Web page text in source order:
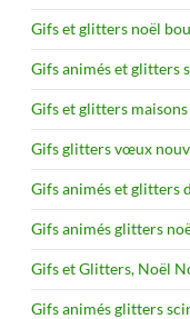
Gifs et glitters noël
Gifs animés et glitters
Gifs et glitters maisons
Gifs glitters vœux
Gifs animés et glitters
Gifs animés glitters
Gifs et Glitters, Noël
Gifs animés glitters